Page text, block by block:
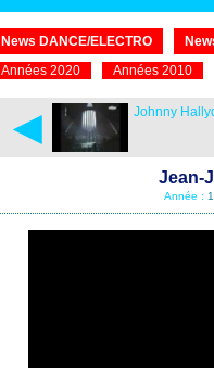
News DANCE/ELECTRO
Années 2020
Années 2010
◄ Johnny
Jean-
Année :